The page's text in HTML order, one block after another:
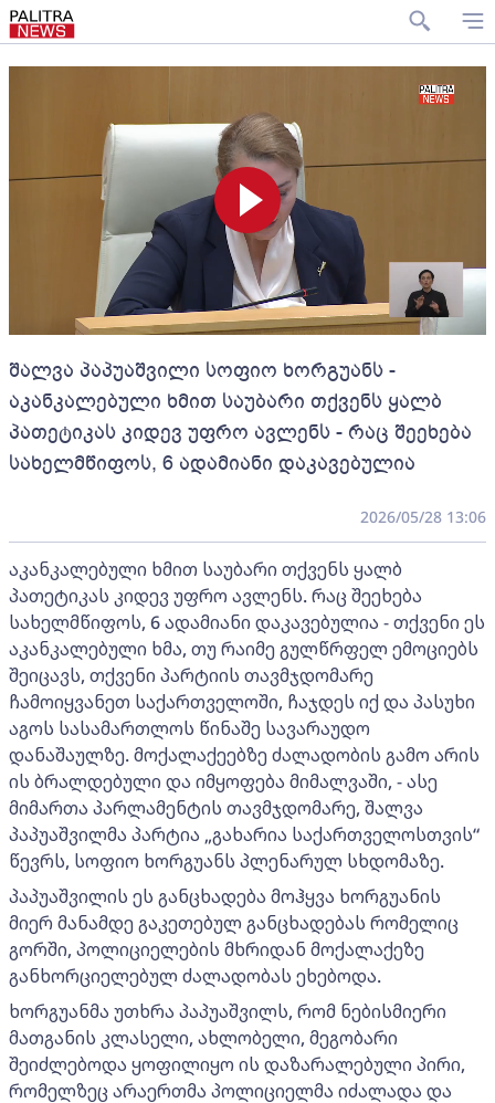
შალვა პაპუაშვილი სოფიო ხორგუანს -
აკანკალებული ხმით საუბარი თქვენს ყალბ
პათეტიკას კიდევ უფრო ავლენს - რაც შეეხება
სახელმწიფოს, 6 ადამიანი დაკავებულია
2026/05/28 13:06
აკანკალებული ხმით საუბარი თქვენს ყალბ
პათეტიკას კიდევ უფრო ავლენს. რაც შეეხება
სახელმწიფოს, 6 ადამიანი დაკავებულია - თქვენი ეს
აკანკალებული ხმა, თუ რაიმე გულწრფელ ემოციებს
შეიცავს, თქვენი პარტიის თავმჯდომარე
ჩამოიყვანეთ საქართველოში, ჩაჯდეს იქ და პასუხი
აგოს სასამართლოს წინაშე სავარაუდო
დანაშაულზე. მოქალაქეებზე ძალადობის გამო არის
ის ბრალდებული და იმყოფება მიმალვაში, - ასე
მიმართა პარლამენტის თავმჯდომარე, შალვა
პაპუაშვილმა პარტია „გახარია საქართველოსთვის“
წევრს, სოფიო ხორგუანს პლენარულ სხდომაზე.
პაპუაშვილის ეს განცხადება მოჰყვა ხორგუანის
მიერ მანამდე გაკეთებულ განცხადებას რომელიც
გორში, პოლიციელების მხრიდან მოქალაქეზე
განხორციელებულ ძალადობას ეხებოდა.
ხორგუანმა უთხრა პაპუაშვილს, რომ ნებისმიერი
მათგანის კლასელი, ახლობელი, მეგობარი
შეიძლებოდა ყოფილიყო ის დაზარალებული პირი,
რომელზეც არაერთმა პოლიციელმა იძალადა და